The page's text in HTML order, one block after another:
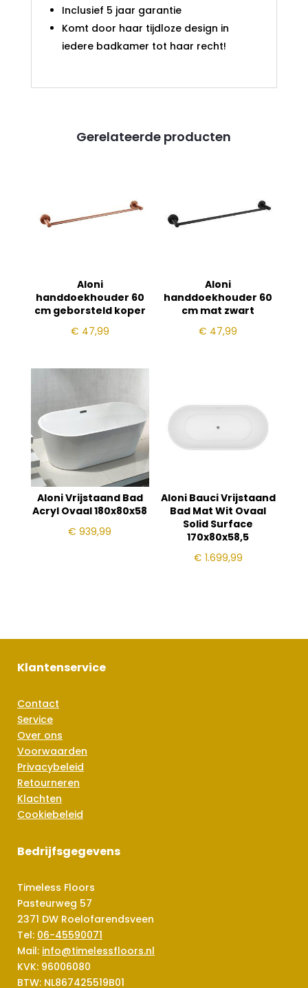
Inclusief 5 jaar garantie
Komt door haar tijdloze design in
iedere badkamer tot haar recht!
Gerelateerde producten
Aloni
handdoekhouder 60
cm geborsteld koper
€ 47,99
Aloni
handdoekhouder 60
cm mat zwart
€ 47,99
Aloni Vrijstaand Bad
Acryl Ovaal 180x80x58
€ 939,99
Aloni Bauci Vrijstaand
Bad Mat Wit Ovaal
Solid Surface
170x80x58,5
€ 1.699,99
Klantenservice
Contact
Service
Over ons
Voorwaarden
Privacybeleid
Retourneren
Klachten
Cookiebeleid
Bedrijfsgegevens
Timeless Floors
Pasteurweg 57
2371 DW Roelofarendsveen
Tel: 06-45590071
Mail: info@timelessfloors.nl
KVK: 96006080
BTW: NL867425519B01